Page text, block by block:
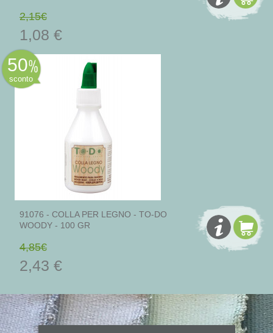
2,15€
1,08 €
50
sconto
91076 - COLLA PER LEGNO - TO-DO
WOODY - 100 GR
4,85€
2,43 €